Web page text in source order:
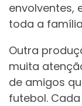
envolventes,
toda a
Outra
muita
de amigos
futebol.